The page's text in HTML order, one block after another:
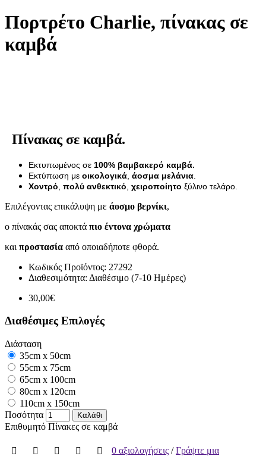
Πορτρέτο Charlie, πίνακας σε
καμβά
Πίνακας σε καμβά.
Εκτυπωμένος σε 100% βαμβακερό καμβά.
Εκτύπωση με οικολογικά άοσμα μελάνια
Χοντρό πολύ ανθεκτικό χειροποίητο ξύλινο τελάρο.
Επιλέγοντας επικάλυψη με άοσμο βερνίκι,
ο πίνακάς σας αποκτά πιο έντονα χρώματα
και προστασία από οποιαδήποτε φθορά.
Κωδικός Προϊόντος: 27292
Διαθεσιμότητα: Διαθέσιμο (7-10 Ημέρες)
30,00€
Διαθέσιμες Επιλογές
Διάσταση
35cm x 50cm
55cm x 75cm
65cm x 100cm
80cm x 120cm
110cm x 150cm
Ποσότητα
Καλάθι
Επιθυμητό Πίνακες σε καμβά
0 αξιολογήσεις /Γράψτε μια